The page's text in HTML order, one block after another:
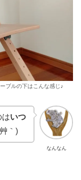
ブルの下はこんな感じ♪
なんなん
はいつ
｀)